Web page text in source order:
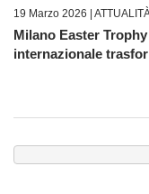
19 Marzo 2026 |
Milano Easter
internazionale